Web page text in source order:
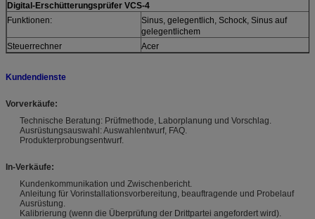
Digital-Erschütterungsprüfer VCS-4
Funktionen:
Sinus, gelegentlich, Schock, Sinus auf
gelegentlichem
Steuerrechner
Acer
Kundendienste
Vorverkäufe:
Technische Beratung: Prüfmethode, Laborplanung und Vorschlag.
Ausrüstungsauswahl: Auswahlentwurf, FAQ.
Produkterprobungsentwurf.
In-Verkäufe:
Kundenkommunikation und Zwischenbericht.
Anleitung für Vorinstallationsvorbereitung, beauftragende und Probelauf
Ausrüstung.
Kalibrierung (wenn die Überprüfung der Drittpartei angefordert wird).